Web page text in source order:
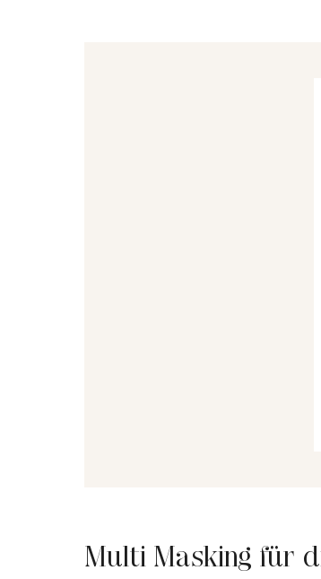
Multi Masking für